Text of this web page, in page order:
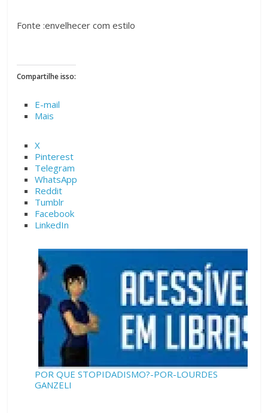
Fonte :envelhecer com estilo
Compartilhe isso:
E-mail
Mais
X
Pinterest
Telegram
WhatsApp
Reddit
Tumblr
Facebook
LinkedIn
POR QUE STOPIDADISMO?-POR-LOURDES
GANZELI